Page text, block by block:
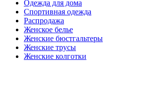
Одежда для дома
Спортивная одежда
Распродажа
Женское белье
Женские бюстгальтеры
Женские трусы
Женские колготки